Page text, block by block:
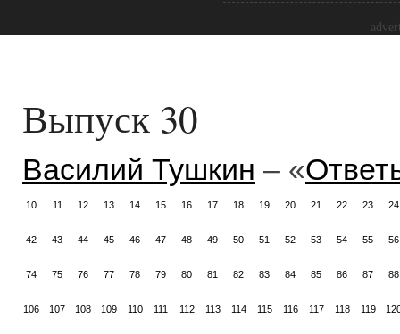
Выпуск 30
Василий Тушкин – «
10 11 12 13 14 15 16 17 18 19 20 21 22 23 24
42 43 44 45 46 47 48 49 50 51 52 53 54 55 56
74 75 76 77 78 79 80 81 82 83 84 85 86 87 88
106 107 108 109 110 111 112 113 114 115 116 117 118 119